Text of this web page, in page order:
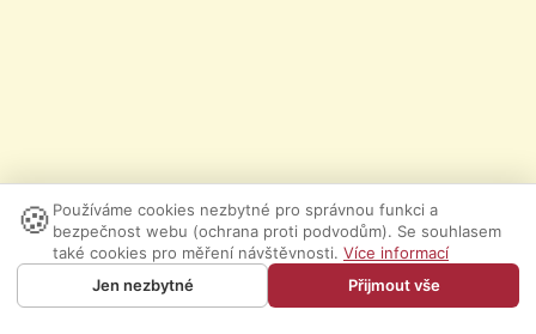
🍪 Používáme cookies nezbytné pro správnou funkci a
bezpečnost webu (ochrana proti podvodům). Se souhlasem
také cookies pro měření návštěvnosti. Více informací
Jen nezbytné
Přijmout vše